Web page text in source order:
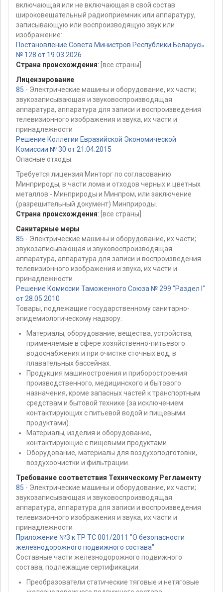
включающая или не включающая в свой состав
широковещательный радиоприемник или аппаратуру,
записывающую или воспроизводящую звук или
изображение:
Постановление Совета Министров Республики Беларусь
№ 128 от 19.03.2026
Страна происхождения: [все страны]
Лицензирование
85 - Электрические машины и оборудование, их части;
звукозаписывающая и звуковоспроизводящая
аппаратура, аппаратура для записи и воспроизведения
телевизионного изображения и звука, их части и
принадлежности
Решение Коллегии Евразийской Экономической
Комиссии № 30 от 21.04.2015
Опасные отходы.
Требуется лицензия Минторг по согласованию
Минприроды, в части лома и отходов черных и цветных
металлов - Минприроды и Минпром, или заключение
(разрешительный документ) Минприроды.
Страна происхождения: [все страны]
Санитарные меры
85 - Электрические машины и оборудование, их части;
звукозаписывающая и звуковоспроизводящая
аппаратура, аппаратура для записи и воспроизведения
телевизионного изображения и звука, их части и
принадлежности
Решение Комиссии Таможенного Союза № 299 "Раздел I"
от 28.05.2010
Товары, подлежащие государственному санитарно-
эпидемиологическому надзору:
Материалы, оборудование, вещества, устройства,
применяемые в сфере хозяйственно-питьевого
водоснабжения и при очистке сточных вод, в
плавательных бассейнах.
Продукция машиностроения и приборостроения
производственного, медицинского и бытового
назначения, кроме запасных частей к транспортным
средствам и бытовой технике (за исключением
контактирующих с питьевой водой и пищевыми
продуктами).
Материалы, изделия и оборудование,
контактирующие с пищевыми продуктами.
Оборудование, материалы для воздухоподготовки,
воздухоочистки и фильтрации.
Требование соответствия Техническому Регламенту
85 - Электрические машины и оборудование, их части;
звукозаписывающая и звуковоспроизводящая
аппаратура, аппаратура для записи и воспроизведения
телевизионного изображения и звука, их части и
принадлежности
Приложение №3 к ТР ТС 001/2011 "О безопасности
железнодорожного подвижного состава"
Составные части железнодорожного подвижного
состава, подлежащие сертификации:
Преобразователи статические тяговые и нетяговые